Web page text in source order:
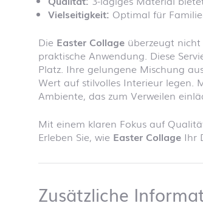
Vielseitigkeit: Optimal für
Die Easter Collage überzeugt
praktische Anwendung. Diese
Platz. Ihre gelungene Mischung
Wert auf stilvolles Interieur legen.
Ambiente, das zum Verweilen
Mit einem klaren Fokus auf
Erleben Sie, wie Easter Collage Ihr
Zusätzliche